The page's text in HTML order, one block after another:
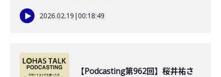
2026.02.19 |00:18:49
【Podcasting第962回】桜井祐さ